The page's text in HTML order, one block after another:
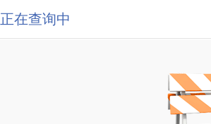
正在查询中